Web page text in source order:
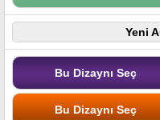
Yeni
Bu Dizaynı Seç
Bu Dizaynı Seç